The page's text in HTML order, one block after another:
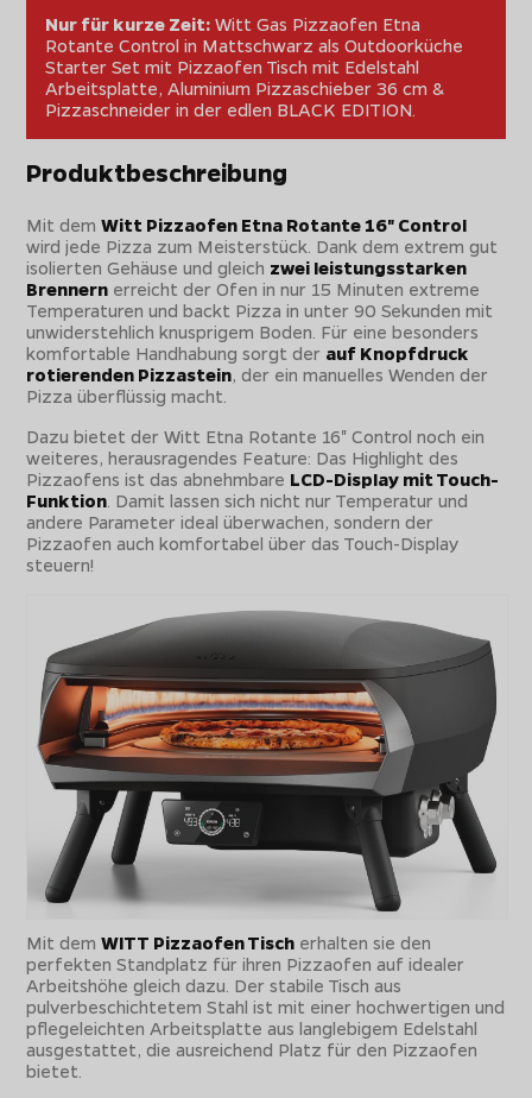
Nur für kurze Zeit: Witt Gas Pizzaofen Etna
Rotante Control in Mattschwarz als Outdoorküche
Starter Set mit Pizzaofen Tisch mit Edelstahl
Arbeitsplatte, Aluminium Pizzaschieber 36 cm &
Pizzaschneider in der edlen BLACK EDITION.
Produktbeschreibung
Mit demWitt Pizzaofen Etna Rotante 16" Control
wird jede Pizza zum Meisterstück. Dank dem extrem gut
isolierten Gehäuse und gleich zwei leistungsstarken
Brennern erreicht der Ofen in nur 15 Minuten extreme
Temperaturen und backt Pizza in unter 90 Sekunden mit
unwiderstehlich knusprigem Boden. Für eine besonders
komfortable Handhabung sorgt der auf Knopfdruck
rotierenden Pizzastein, der ein manuelles Wenden der
Pizza überflüssig macht.
Dazu bietet der Witt Etna Rotante 16" Control noch ein
weiteres, herausragendes Feature: Das Highlight des
Pizzaofens ist das abnehmbare LCD-Display mit Touch-
Funktion . Damit lassen sich nicht nur Temperatur und
andere Parameter ideal überwachen, sondern der
Pizzaofen auch komfortabel über das Touch-Display
steuern!
Mit demWITT Pizzaofen Tisch erhalten sie den
perfekten Standplatz für ihren Pizzaofen auf idealer
Arbeitshöhe gleich dazu. Der stabile Tisch aus
pulverbeschichtetem Stahl ist mit einer hochwertigen und
pflegeleichten Arbeitsplatte aus langlebigem Edelstahl
ausgestattet, die ausreichend Platz für den Pizzaofen
bietet.